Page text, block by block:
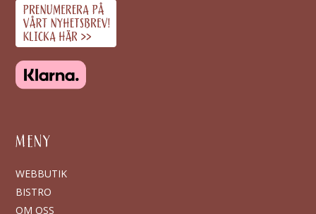
MENY
WEBBUTIK
BISTRO
OM OSS